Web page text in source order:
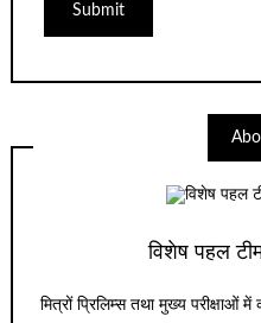
विशेष पहल
मित्रों प्रिलिम्स तथा मुख्य परीक्षाओं